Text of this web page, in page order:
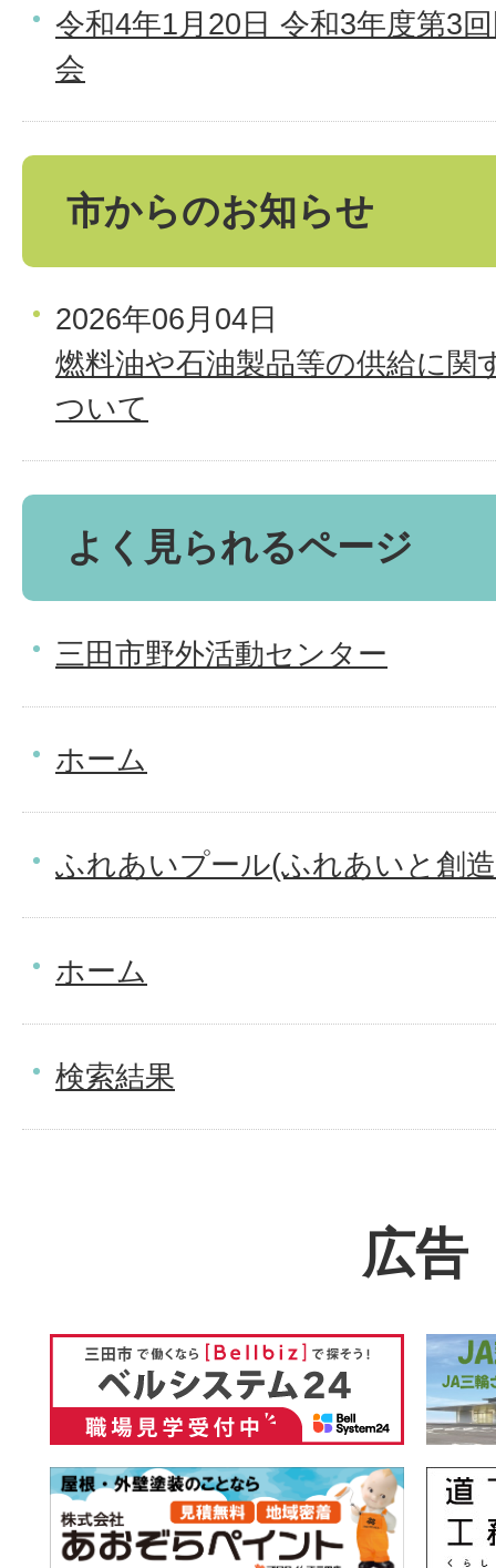
令和4年1月20日 令和3年度第3
会
市からのお知らせ
2026年06月04日
燃料油や石油製品等の供給に関
ついて
よく見られるページ
三田市野外活動センター
ホーム
ふれあいプール(ふれあいと創
ホーム
検索結果
広告